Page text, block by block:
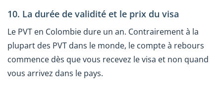
10. La durée de validité et le prix du visa
Le PVT en Colombie dure un an. Contrairement à la
plupart des PVT dans le monde, le compte à rebours
commence dès que vous recevez le visa et non quand
vous arrivez dans le pays.